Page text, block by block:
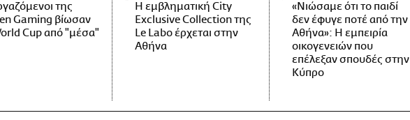
της
Gaming βίωσαν
Cup από "μέσα"
Η εμβληματική City
Exclusive Collection της
Le Labo έρχεται στην
Αθήνα
«Νιώσαμε ότι το παιδί
δεν έφυγε ποτέ από την
Αθήνα»: Η εμπειρία
οικογενειών που
επέλεξαν σπουδές στην
Κύπρο